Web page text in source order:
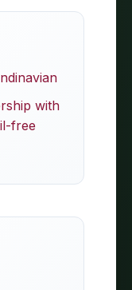
with
free